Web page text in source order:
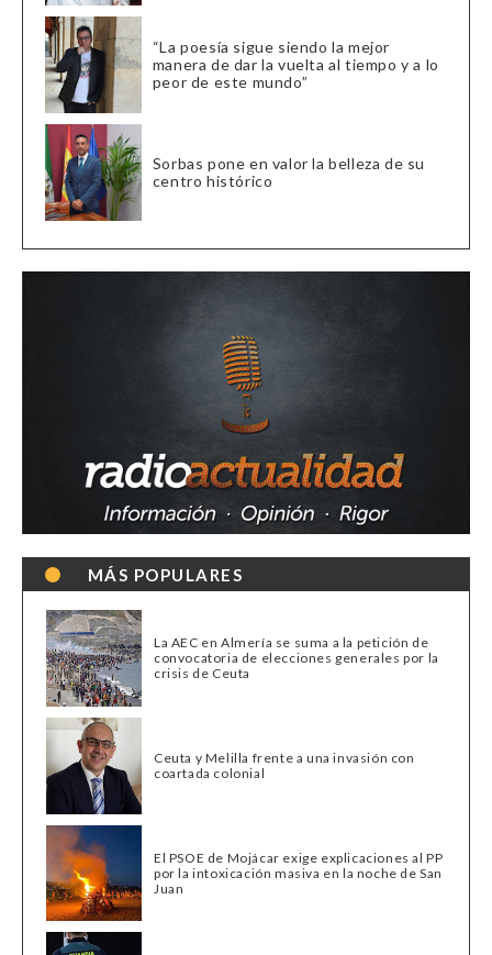
“La poesía sigue siendo la mejor
manera de dar la vuelta al tiempo y a lo
peor de este mundo”
Sorbas pone en valor la belleza de su
centro histórico
MÁS POPULARES
La AEC en Almería se suma a la petición de
convocatoria de elecciones generales por la
crisis de Ceuta
Ceuta y Melilla frente a una invasión con
coartada colonial
El PSOE de Mojácar exige explicaciones al PP
por la intoxicación masiva en la noche de San
Juan